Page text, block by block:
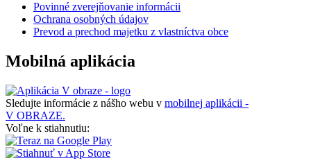
Povinné zverejňovanie informácii
Ochrana osobných údajov
Prevod a prechod majetku z vlastníctva obce
Mobilná aplikácia
Sledujte informácie z nášho webu v mobilnej aplikácii -
V OBRAZE.
Voľne k stiahnutiu: